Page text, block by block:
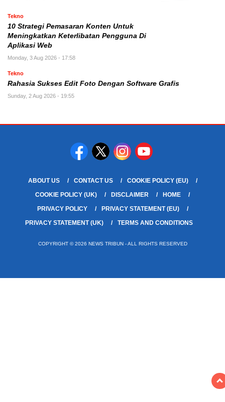
Tekno
10 Strategi Pemasaran Konten Untuk
Meningkatkan Keterlibatan Pengguna Di
Aplikasi Web
Monday, 3 Aug 2026 - 17:58
Tekno
Rahasia Sukses Edit Foto Dengan Software Grafis
Sunday, 2 Aug 2026 - 19:55
ABOUT US CONTACT US
COOKIE POLICY (EU)
COOKIE POLICY (UK)
DISCLAIMER
HOME
PRIVACY POLICY
PRIVACY STATEMENT (EU)
PRIVACY STATEMENT (UK)
TERMS AND CONDITIONS
COPYRIGHT © 2026 NEWS TRIBUN - ALL RIGHTS RESERVED